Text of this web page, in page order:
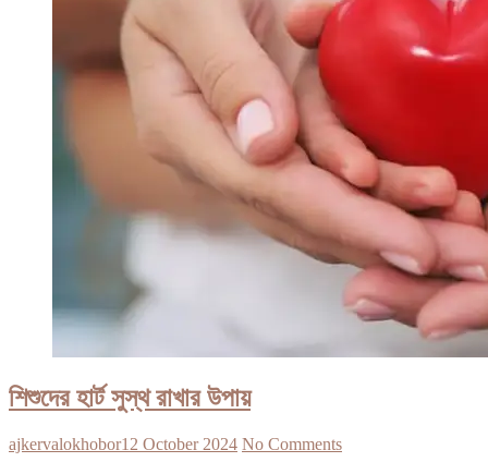
শিশুদের হার্ট সুস্থ রাখার উপায়
ajkervalokhobor12 October 2024 No Comments